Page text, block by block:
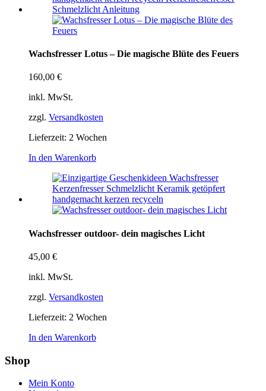
Wachsfresser Lotus – Die magische Blüte des Feuers
160,00 €
inkl. MwSt.
zzgl. Versandkosten
Lieferzeit: 2 Wochen
In den Warenkorb
Wachsfresser outdoor- dein magisches Licht
45,00 €
inkl. MwSt.
zzgl. Versandkosten
Lieferzeit: 2 Wochen
In den Warenkorb
Shop
Mein Konto